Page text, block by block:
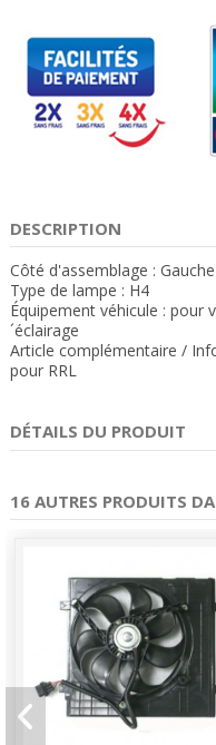
DESCRIPTION
Côté d'assemblage :
Type de lampe : H4
Équipement véhicule : pour
´éclairage
Article complémentaire /
pour RRL
DÉTAILS DU PRODUIT
16 AUTRES PRODUITS